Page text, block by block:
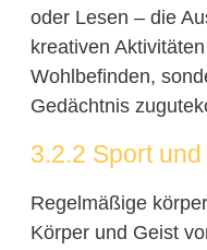
oder Lesen – die
kreativen
Wohlbefinden,
Gedächtnis
3.2.2 Sport
Regelmäßige
Körper und Geist